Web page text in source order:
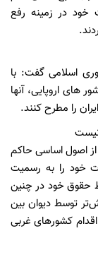
خود در زمینه رفع
اسلامی گفت: با
های اروپایی، آنها
را مطرح کنند.
نیست
اصول اساسی حاکم
خود را به رسمیت
حقوق خود در چنین
توسط دیوان بین
کشورهای غربی